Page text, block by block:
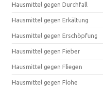
Hausmittel gegen Durchfall
Hausmittel gegen Erkältung
Hausmittel gegen Erschöpfung
Hausmittel gegen Fieber
Hausmittel gegen Fliegen
Hausmittel gegen Flöhe